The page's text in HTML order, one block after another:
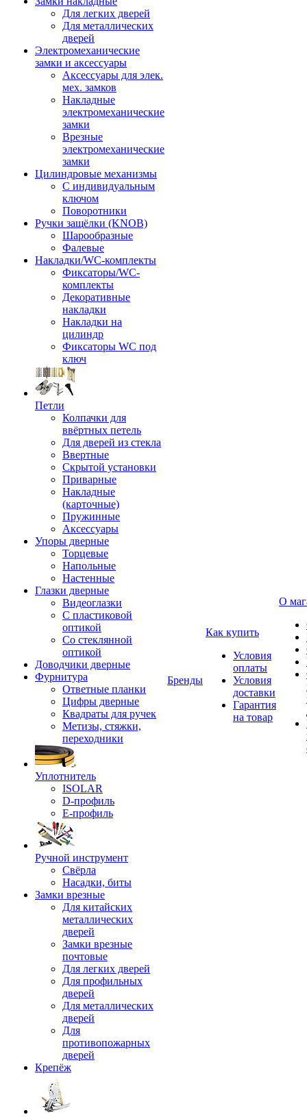
Для легких дверей
Для металлических
дверей
Электромеханические
замки и аксессуары
Аксессуары для элек.
мех. замков
Накладные
электромеханические
замки
Врезные
электромеханические
замки
Цилиндровые механизмы
С индивидуальным
ключом
Поворотники
Ручки защёлки (KNOB)
Шарообразные
Фалевые
Накладки/WC-комплекты
Фиксаторы/WC-
комплекты
Декоративные
накладки
Накладки на
цилиндр
Фиксаторы WC под
ключ
Петли
Колпачки для
ввёртных петель
Для дверей из стекла
Ввертные
Скрытой установки
Приварные
Накладные
(карточные)
Пружинные
Аксессуары
Упоры дверные
Торцевые
Напольные
Настенные
Глазки дверные
Видеоглазки
С пластиковой
оптикой
Со стеклянной
оптикой
Доводчики дверные
Фурнитура
Ответные планки
Цифры дверные
Квадраты для ручек
Метизы, стяжки,
переходники
Уплотнитель
ISOLAR
D-профиль
Е-профиль
Ручной инструмент
Свёрла
Насадки, биты
Замки врезные
Для китайских
металлических
дверей
Замки врезные
почтовые
Для легких дверей
Для профильных
дверей
Для металлических
дверей
Для
противопожарных
дверей
Крепёж
Бренды
Как купить
Условия
оплаты
Условия
доставки
Гарантия
на товар
О